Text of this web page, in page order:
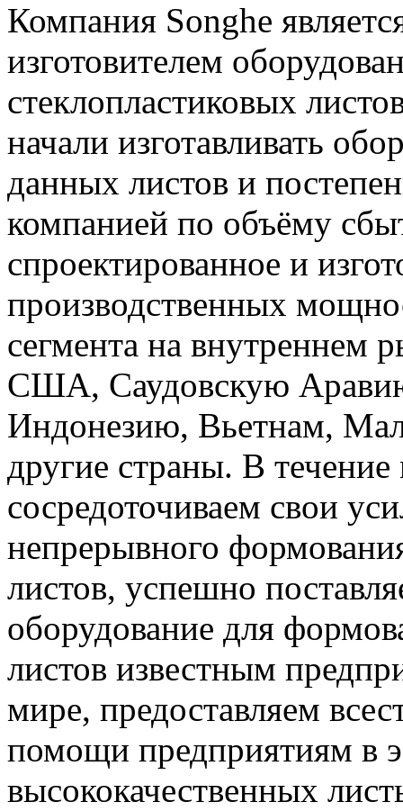
Компания Songhe
изготовителем
стеклопластиковых
начали изготавливать
данных листов и
компанией по объёму
спроектированное и
производственных
сегмента на внутреннем
США, Саудовскую
Индонезию, Вьетнам,
другие страны. В
сосредоточиваем свои
непрерывного
листов, успешно
оборудование для
листов известным
мире, предоставляем
помощи предприятиям в
высококачественных